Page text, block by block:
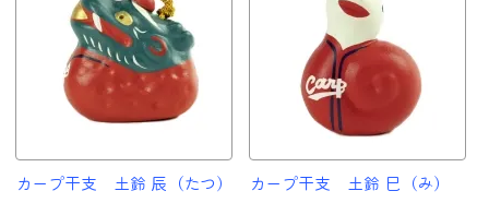
カープ干支 土鈴 辰（たつ）
カープ干支 土鈴 巳（み）